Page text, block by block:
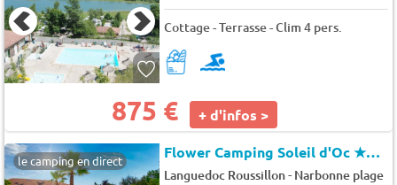
Cottage - Terrasse - Clim 4 pers.
875 € + d'infos >
le camping en direct Flower Camping Soleil d'Oc★★★★
Languedoc Roussillon- Narbonne plage